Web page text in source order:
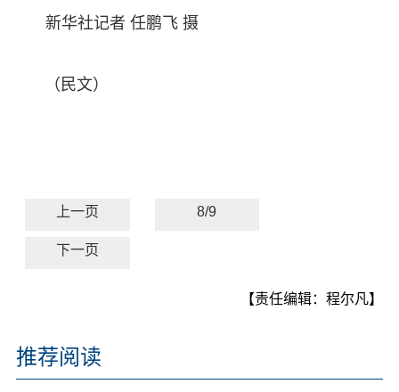
新华社记者 任鹏飞 摄
（民文）
上一页 8/9
下一页
【责任编辑：程尔凡】
推荐阅读